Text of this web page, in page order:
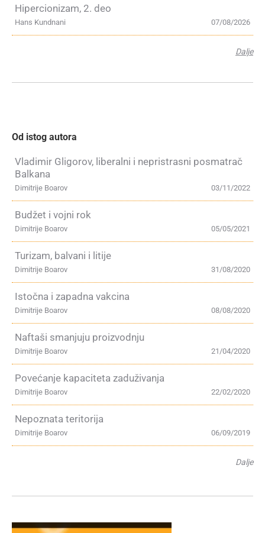
Hipercionizam, 2. deo
07/08/2026
Hans Kundnani
Dalje
Od istog autora
Vladimir Gligorov, liberalni i nepristrasni posmatrač
Balkana
03/11/2022
Dimitrije Boarov
Budžet i vojni rok
05/05/2021
Dimitrije Boarov
Turizam, balvani i litije
31/08/2020
Dimitrije Boarov
Istočna i zapadna vakcina
08/08/2020
Dimitrije Boarov
Naftaši smanjuju proizvodnju
21/04/2020
Dimitrije Boarov
Povećanje kapaciteta zaduživanja
22/02/2020
Dimitrije Boarov
Nepoznata teritorija
06/09/2019
Dimitrije Boarov
Dalje